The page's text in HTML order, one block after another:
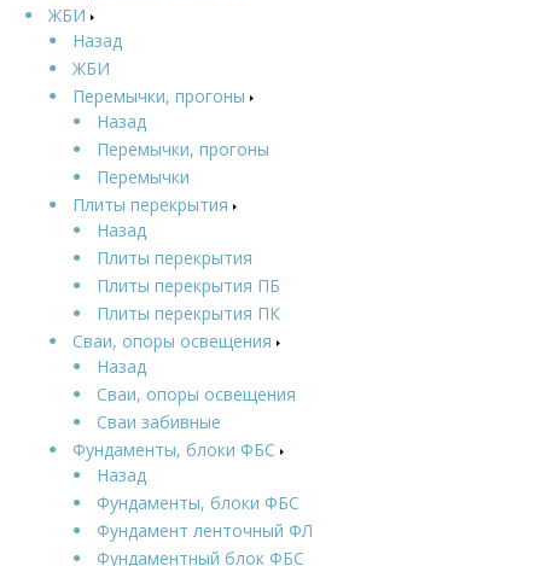
ЖБИ
Назад
ЖБИ
Перемычки, прогоны
Назад
Перемычки, прогоны
Перемычки
Плиты перекрытия
Назад
Плиты перекрытия
Плиты перекрытия ПБ
Плиты перекрытия ПК
Сваи, опоры освещения
Назад
Сваи, опоры освещения
Сваи забивные
Фундаменты, блоки ФБС
Назад
Фундаменты, блоки ФБС
Фундамент ленточный ФЛ
Фундаментный блок ФБС